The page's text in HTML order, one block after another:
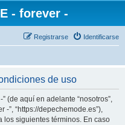
- forever -
Identificarse
Registrarse
de uso
(de aquí en adelante “nosotros”,
-”, “https://depechemode.es”),
los siguientes términos. En caso